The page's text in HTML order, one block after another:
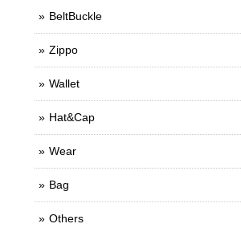
BeltBuckle
Zippo
Wallet
Hat&Cap
Wear
Bag
Others